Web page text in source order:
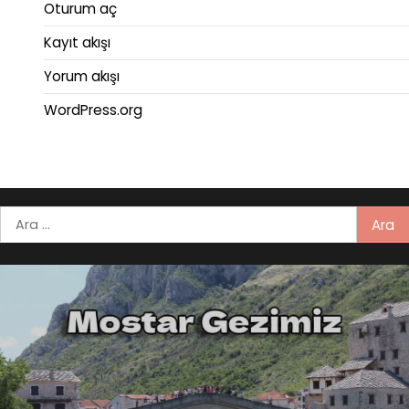
Oturum aç
Kayıt akışı
Yorum akışı
WordPress.org
Arama: